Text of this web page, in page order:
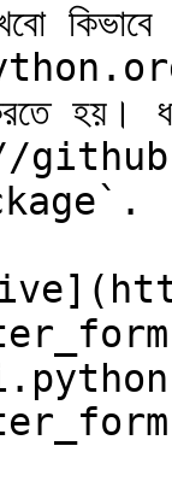
ধরে
-